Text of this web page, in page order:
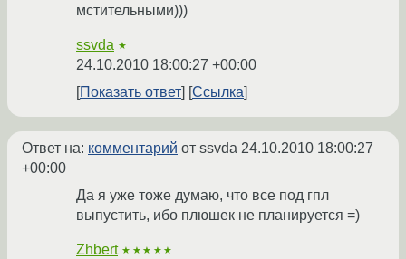
мстительными)))
ssvda ★
24.10.2010 18:00:27 +00:00
Показать ответ
Ссылка
Ответ на: комментарий от ssvda 24.10.2010 18:00:27
+00:00
Да я уже тоже думаю, что все под гпл
выпустить, ибо плюшек не планируется =)
Zhbert ★★★★★